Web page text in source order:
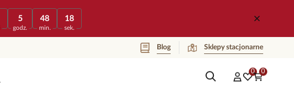
5
godz.
48
min.
18
sek.
Blog Sklepy stacjonarne
0 0